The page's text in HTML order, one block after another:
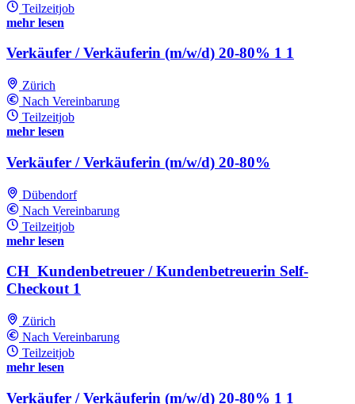
Teilzeitjob
mehr lesen
Verkäufer / Verkäuferin (m/w/d) 20-80% 1 1
Zürich
Nach Vereinbarung
Teilzeitjob
mehr lesen
Verkäufer / Verkäuferin (m/w/d) 20-80%
Dübendorf
Nach Vereinbarung
Teilzeitjob
mehr lesen
CH_Kundenbetreuer / Kundenbetreuerin Self-
Checkout 1
Zürich
Nach Vereinbarung
Teilzeitjob
mehr lesen
Verkäufer / Verkäuferin (m/w/d) 20-80% 1 1